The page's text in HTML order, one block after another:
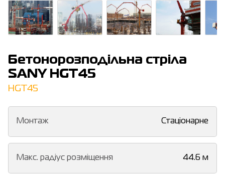
Бетонорозподільна стріла
SANY HGT45
HGT45
Монтаж Стаціонарне
Макс. радіус розміщення 44.6 м